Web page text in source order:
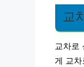
교
교차로
게 교